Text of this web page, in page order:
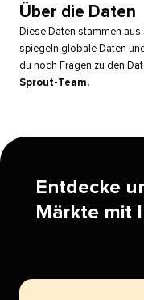
Über die Daten​​
Diese Daten stammen
spiegeln globale Daten
du noch Fragen zu den
Sprout-Team.​​
Entdecke
Märkte mit